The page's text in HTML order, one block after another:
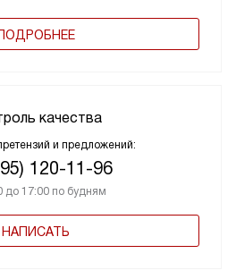
качества
и предложений:
120-11-96
до 17:00 по будням
НАПИСАТЬ